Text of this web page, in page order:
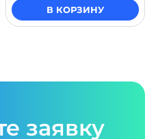
В КОРЗИНУ
заявку